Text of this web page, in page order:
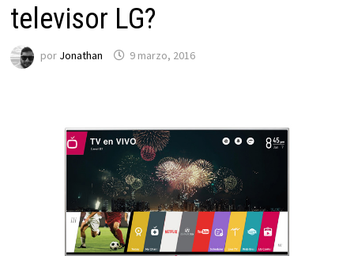
televisor LG?
por Jonathan 9 marzo, 2016